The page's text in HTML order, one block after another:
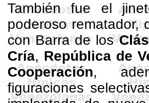
También fue el
poderoso rematador,
con Barra de los
Cría, República de
Cooperación,
figuraciones